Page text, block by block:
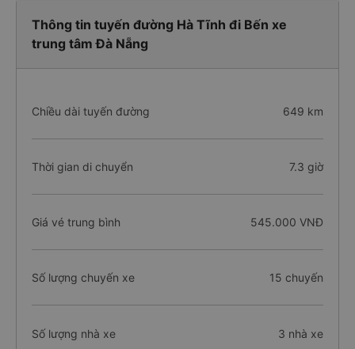
Thông tin tuyến đường Hà Tĩnh đi Bến xe
trung tâm Đà Nẵng
Chiều dài tuyến đường 649 km
Thời gian di chuyển 7.3 giờ
Giá vé trung bình 545.000 VNĐ
Số lượng chuyến xe 15 chuyến
Số lượng nhà xe 3 nhà xe